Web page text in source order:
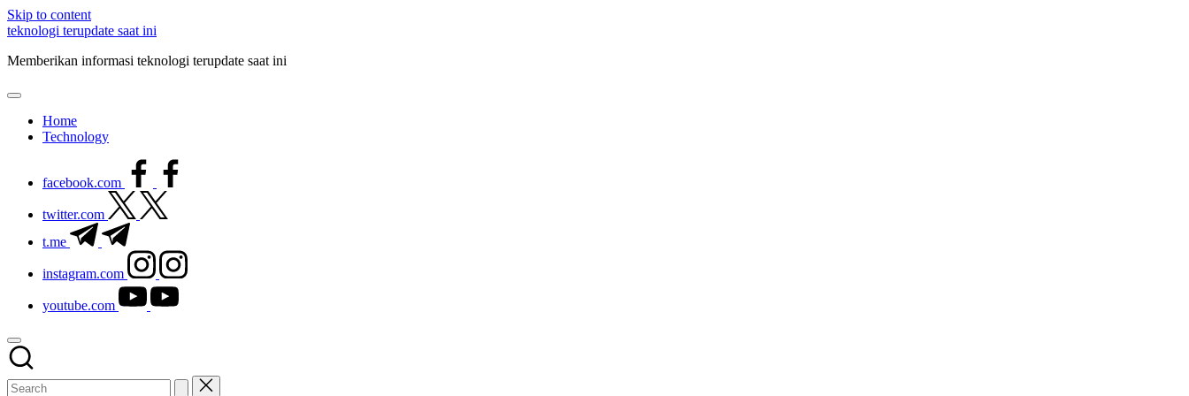
Skip to content
teknologi terupdate saat ini
Memberikan informasi teknologi terupdate saat ini
Home
Technology
facebook.com
twitter.com
t.me
instagram.com
youtube.com